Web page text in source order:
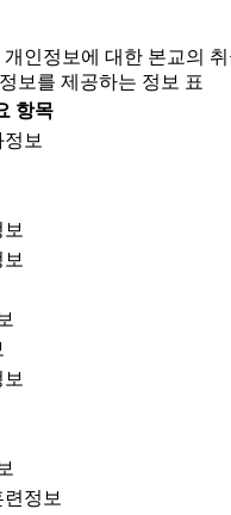
인정보에 대한 본교의
보를 제공하는 정보 표
항목
보
정보